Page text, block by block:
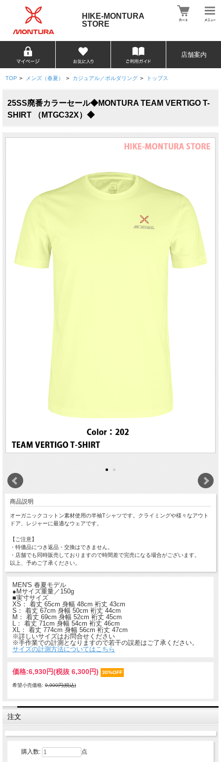
HIKE-MONTURA
STORE
店舗案内
TOP > メンズ（春夏） > カジュアル／ボルダリング > トップス
25SS廃番カラーセール◆MONTURA TEAM VERTIGO T-
SHIRT （MTGC32X）◆
商品説明
オーガニックコットン素材使用の半袖Tシャツです。クライミングや様々なアウト
ドア、レジャーに最適なウェアです。
【ご注意】
・特価品につき返品・交換はできません。
・店舗でも同時販売しておりますので時間差で完売になる場合がございます。
以上、予めご了承ください。
MEN'S 春夏モデル
●Mサイズ重量／150g
■実寸サイズ
XS： 着丈 65cm 身幅 48cm 裄丈 43cm
S： 着丈 67cm 身幅 50cm 裄丈 44cm
M： 着丈 69cm 身幅 52cm 裄丈 45cm
L： 着丈 71cm 身幅 54cm 裄丈 46cm
XL： 着丈 774cm 身幅 56cm 裄丈 47cm
※詳しいサイズはお問合せください
※手作業での計測となりますので若干の誤差はご了承ください。
サイズの計測方法についてはこちら
価格:6,930円(税抜 6,300円) 30%OFF
希望小売価格: 9,900円(税込)
注文
購入数: 点